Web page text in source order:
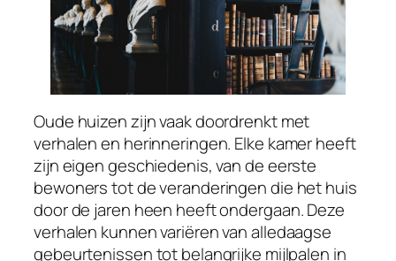
Oude huizen zijn vaak doordrenkt met
verhalen en herinneringen. Elke kamer heeft
zijn eigen geschiedenis, van de eerste
bewoners tot de veranderingen die het huis
door de jaren heen heeft ondergaan. Deze
verhalen kunnen variëren van alledaagse
gebeurtenissen tot belangrijke mijlpalen in